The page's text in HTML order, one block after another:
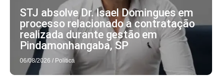
STJ absolve Dr. Isael Domingues em
processo relacionado a contratação
realizada durante gestão em
Pindamonhangaba, SP
06/08/2026 / Política